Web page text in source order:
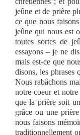
jeûne et de prière
ce que nous
jeûne qui nous est
toutes sortes de
essayons – je ne
mais est-ce que
disons, les phrases
Nous rabâchons
notre coeur et
que la prière soit
grâce ou une
nous faisons
traditionnellement